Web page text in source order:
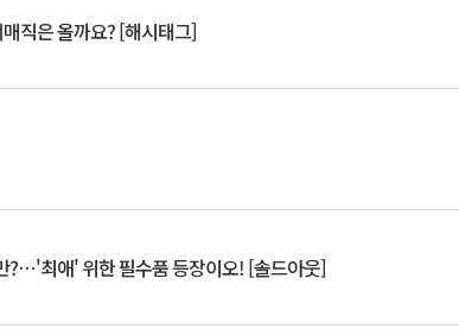
직은 올까요? [해시태그]
?⋯'최애' 위한 필수품 등장이오! [솔드아웃]